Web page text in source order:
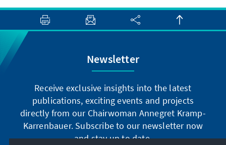
Newsletter
Receive exclusive insights into the latest
publications, exciting events and projects
directly from our Chairwoman Annegret Kramp-
Karrenbauer. Subscribe to our newsletter now
and stay up to date.